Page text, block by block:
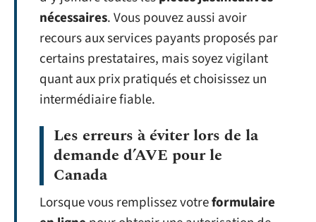
nécessaires. Vous pouvez aussi avoir
recours aux services payants proposés par
certains prestataires, mais soyez vigilant
quant aux prix pratiqués et choisissez un
intermédiaire fiable.
Les erreurs à éviter lors de la
demande d’AVE pour le
Canada
Lorsque vous remplissez votreformulaire